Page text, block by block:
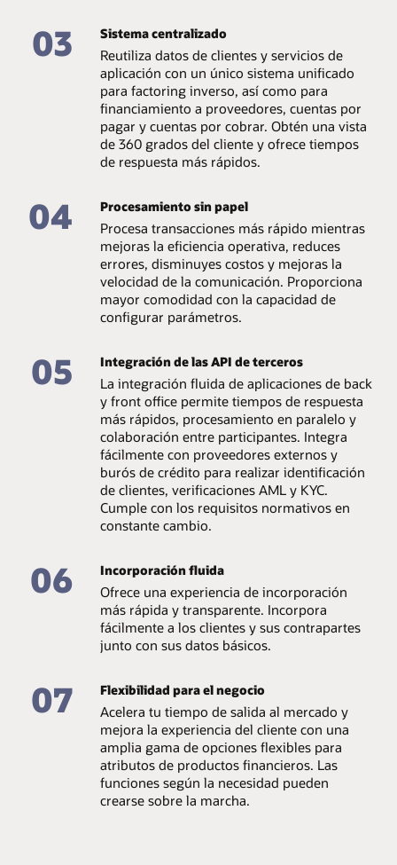
Aprobaciones inteligentes mediante gestión por
excepción
03 Sistema centralizado
Reutiliza datos de clientes y servicios de
aplicación con un único sistema unificado
para factoring inverso, así como para
financiamiento a proveedores, cuentas por
pagar y cuentas por cobrar. Obtén una vista
de 360 grados del cliente y ofrece tiempos
de respuesta más rápidos.
04 Procesamiento sin papel
Procesa transacciones más rápido mientras
mejoras la eficiencia operativa, reduces
errores, disminuyes costos y mejoras la
velocidad de la comunicación. Proporciona
mayor comodidad con la capacidad de
configurar parámetros.
05 Integración de las API de terceros
La integración fluida de aplicaciones de back
y front office permite tiempos de respuesta
más rápidos, procesamiento en paralelo y
colaboración entre participantes. Integra
fácilmente con proveedores externos y
burós de crédito para realizar identificación
de clientes, verificaciones AML y KYC.
Cumple con los requisitos normativos en
constante cambio.
06 Incorporación fluida
Ofrece una experiencia de incorporación
más rápida y transparente. Incorpora
fácilmente a los clientes y sus contrapartes
junto con sus datos básicos.
07 Flexibilidad para el negocio
Acelera tu tiempo de salida al mercado y
mejora la experiencia del cliente con una
amplia gama de opciones flexibles para
atributos de productos financieros. Las
funciones según la necesidad pueden
crearse sobre la marcha.